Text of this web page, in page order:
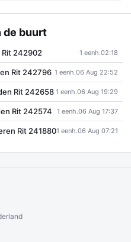
de buurt
Rit 242902 1 eenh.02:18
Rit 242796 1 eenh.06 Aug 22:52
Rit 242658 1 eenh.06 Aug 19:29
Rit 242574 1 eenh.06 Aug 17:37
Rit 2418801 eenh.06 Aug 07:21